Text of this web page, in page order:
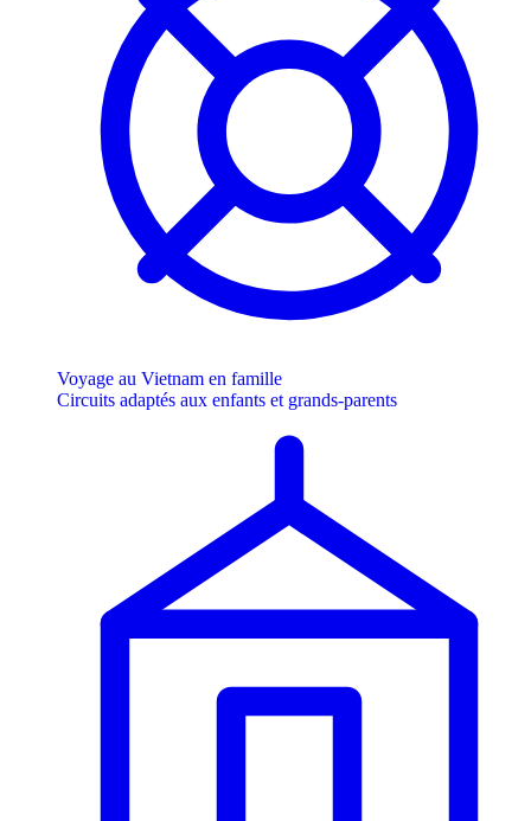
Voyage au Vietnam en famille
Circuits adaptés aux enfants et grands-parents